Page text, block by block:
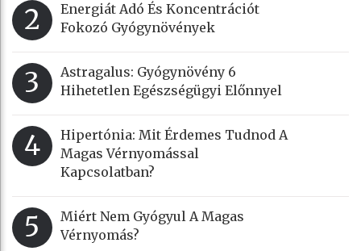
2
Energiát Adó És Koncentrációt
Fokozó Gyógynövények
3
Astragalus: Gyógynövény 6
Hihetetlen Egészségügyi Előnnyel
4
Hipertónia: Mit Érdemes Tudnod A
Magas Vérnyomással
Kapcsolatban?
5
Miért Nem Gyógyul A Magas
Vérnyomás?